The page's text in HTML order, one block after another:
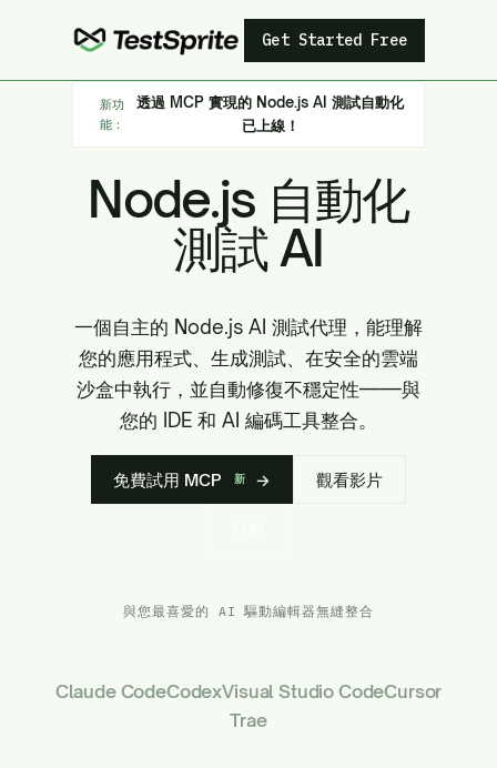
Get Started Free
新功
能：
透過 MCP 實現的 Node.js AI 測試自動化
已上線！
Node.js 自動化
測試 AI
一個自主的 Node.js AI 測試代理，能理解
您的應用程式、生成測試、在安全的雲端
沙盒中執行，並自動修復不穩定性——與
您的 IDE 和 AI 編碼工具整合。
免費試用 MCP 新 → 觀看影片
與您最喜愛的 AI 驅動編輯器無縫整合
Claude CodeCodexVisual Studio CodeCursor
Trae